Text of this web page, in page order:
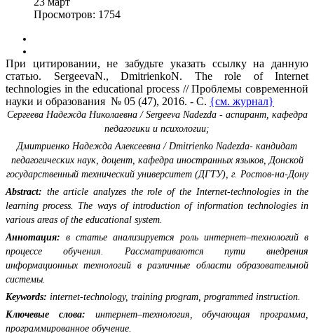
Просмотров: 1754
При цитировании, не забудьте указать ссылку на данную
статью. SergeevaN., DmitrienkoN. The role of Internet
technologies in the educational process // Проблемы современной
науки и образования № 05 (47), 2016. - С. {см. журнал}
Сергеева Надежда Николаевна / Sergeeva Nadezda - аспирант, кафедра
педагогики и психологии;
Дмитриенко Надежда Алексеевна / Dmitrienko Nadezda- кандидат
педагогических наук, доцент, кафедра иностранных языков,Донской
государственный технический университет (ДГТУ), г. Ростов-на-Дону
Abstract: the article analyzes the role of the Internet-technologies in the
learning process. The ways of introduction of information technologies in
various areas of the educational system.
Аннотация: в статье анализируется роль интернет–технологий в
процессе обучения. Рассматриваются пути внедрения
информационных технологий в различные области образовательной
системы.
Keywords: internet-technology, training program, programmed instruction.
Ключевые слова: интернет–технология, обучающая программа,
программированное обучение.